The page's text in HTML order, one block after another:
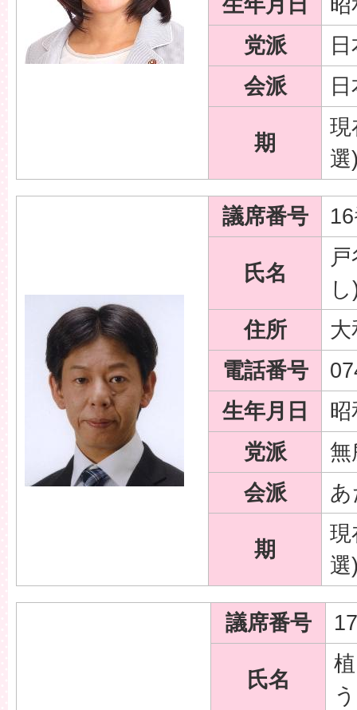
党派
会派
期
現
選
議席番号
氏名
住所
大
電話番号
生年月日
昭
党派
無
会派
期
現
選
議席番号
氏名